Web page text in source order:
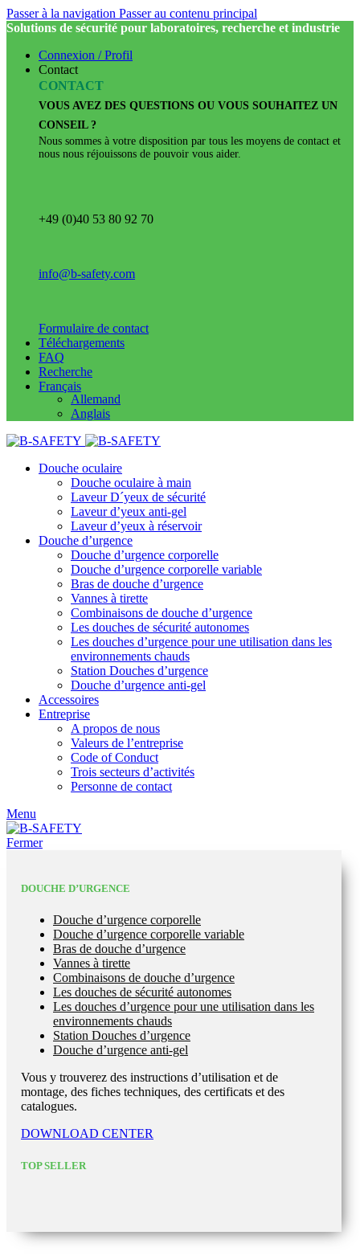
Passer à la navigation Passer au contenu principal
Solutions de sécurité pour laboratoires, recherche et industrie
Connexion / Profil
Contact
CONTACT
VOUS AVEZ DES QUESTIONS OU VOUS SOUHAITEZ UN
CONSEIL ?
Nous sommes à votre disposition par tous les moyens de contact et
nous nous réjouissons de pouvoir vous aider.
+49 (0)40 53 80 92 70
info@b-safety.com
Formulaire de contact
Téléchargements
FAQ
Recherche
Français
Allemand
Anglais
Douche oculaire
Douche oculaire à main
Laveur D´yeux de sécurité
Laveur d’yeux anti-gel
Laveur d’yeux à réservoir
Douche d’urgence
Douche d’urgence corporelle
Douche d’urgence corporelle variable
Bras de douche d’urgence
Vannes à tirette
Combinaisons de douche d’urgence
Les douches de sécurité autonomes
Les douches d’urgence pour une utilisation dans les
environnements chauds
Station Douches d’urgence
Douche d’urgence anti-gel
Accessoires
Entreprise
A propos de nous
Valeurs de l’entreprise
Code of Conduct
Trois secteurs d’activités
Personne de contact
Menu
Fermer
DOUCHE D’URGENCE
Douche d’urgence corporelle
Douche d’urgence corporelle variable
Bras de douche d’urgence
Vannes à tirette
Combinaisons de douche d’urgence
Les douches de sécurité autonomes
Les douches d’urgence pour une utilisation dans les
environnements chauds
Station Douches d’urgence
Douche d’urgence anti-gel
Vous y trouverez des instructions d’utilisation et de
montage, des fiches techniques, des certificats et des
catalogues.
DOWNLOAD CENTER
TOP SELLER